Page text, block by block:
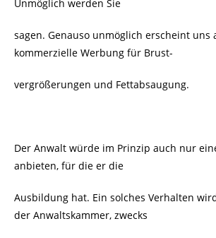
Unmöglich werden Sie
sagen. Genauso unmöglich erscheint uns
kommerzielle Werbung für Brust-
vergrößerungen und Fettabsaugung.
Der Anwalt würde im Prinzip auch nur
anbieten, für die er die
Ausbildung hat. Ein solches Verhalten
der Anwaltskammer, zwecks